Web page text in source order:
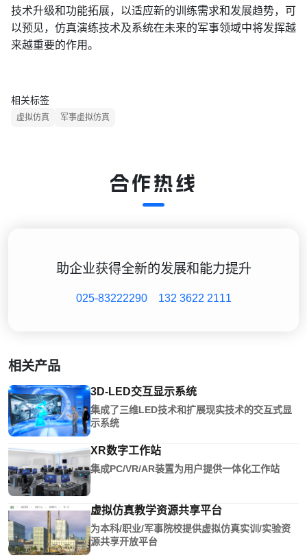
技术升级和功能拓展，以适应新的训练需求和发展趋势，可
以预见，仿真演练技术及系统在未来的军事领域中将发挥越
来越重要的作用。
相关标签
虚拟仿真 军事虚拟仿真
合作热线
助企业获得全新的发展和能力提升
025-83222290 132 3622 2111
相关产品
3D-LED交互显示系统
集成了三维LED技术和扩展现实技术的交互式显
示系统
XR数字工作站
集成PC/VR/AR装置为用户提供一体化工作站
虚拟仿真教学资源共享平台
为本科/职业/军事院校提供虚拟仿真实训/实验资
源共享开放平台